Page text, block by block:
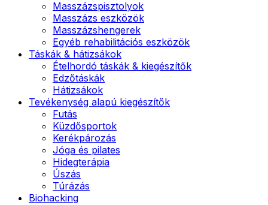
Masszázspisztolyok
Masszázs eszközök
Masszázshengerek
Egyéb rehabilitációs eszközök
Táskák & hátizsákok
Ételhordó táskák & kiegészítők
Edzőtáskák
Hátizsákok
Tevékenység alapú kiegészítők
Futás
Küzdősportok
Kerékpározás
Jóga és pilates
Hidegterápia
Úszás
Túrázás
Biohacking